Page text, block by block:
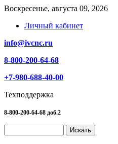
Воскресенье, августа 09, 2026
Личный кабинет
info@ivcnc.ru
8-800-200-64-68
+7-980-688-40-00
Техподдержка
8-800-200-64-68 доб.2